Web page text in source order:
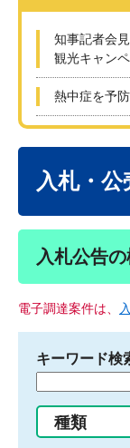
知事記者会
観光キャン
熱中症を予
入札・公
入札公告
電子調達案件は、
キーワード検
る
種類